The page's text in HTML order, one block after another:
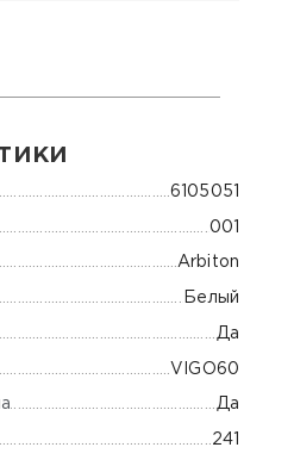
о товаре
6105051
001
Arbiton
Белый
Да
VIGO60
Да
241